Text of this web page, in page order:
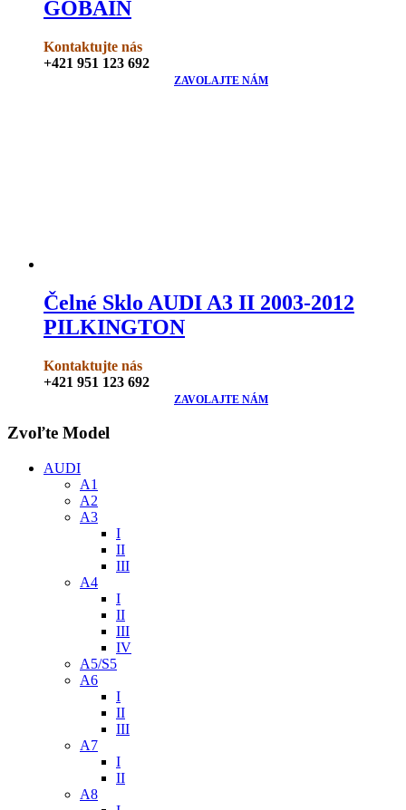
GOBAIN
Kontaktujte nás
+421 951 123 692
ZAVOLAJTE NÁM
Čelné Sklo AUDI A3 II 2003-2012
PILKINGTON
Kontaktujte nás
+421 951 123 692
ZAVOLAJTE NÁM
Zvoľte Model
AUDI
A1
A2
A3
I
II
III
A4
I
II
III
IV
A5/S5
A6
I
II
III
A7
I
II
A8